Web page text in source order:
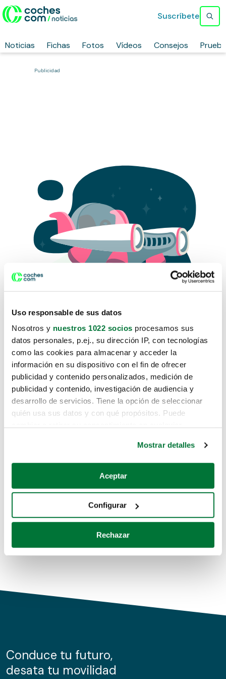
Uso responsable de sus datos
Nosotros y nuestros 1022 socios procesamos sus
datos personales, p.ej., su dirección IP, con tecnologías
como las cookies para almacenar y acceder la
información en su dispositivo con el fin de ofrecer
publicidad y contenido personalizados, medición de
publicidad y contenido, investigación de audiencia y
desarrollo de servicios. Tiene la opción de seleccionar
quién usa sus datos y con qué propósitos. Puede
Si lo permite, también quisiéramos:
Recopilar información sobre su ubicación geográfica
Identificar su dispositivo analizándolo activamente
para buscar características específicas (huellas
Obtenga más información sobre cómo se procesan sus
de cookies.
información sobre el uso que haga del sitio web con
nuestros partners de redes sociales, publicidad y análisis
Mostrar detalles
Aceptar
Configurar
Rechazar
Noticias Fichas Fotos Vídeos Consejos
Suscríbete
Publicidad
Lo sentimos, no sabemos como
te hemos traido hasta aquí.
Pero puedes encontrar el coche que estás
buscando en alguno de estos enlaces:
Coches de segunda mano
Coches de km0
Conduce tu futuro,
desata tu movilidad